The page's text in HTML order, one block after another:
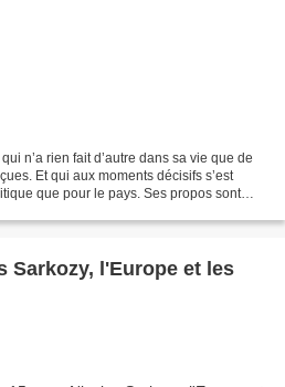
n’a rien fait d’autre dans sa vie que de
Et qui aux moments décisifs s’est
que pour le pays. Ses propos sont
Sarkozy, l'Europe et les